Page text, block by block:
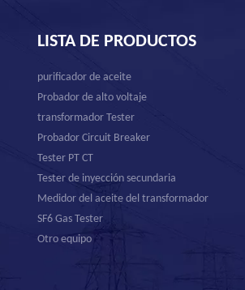
LISTA DE PRODUCTOS
purificador de aceite
Probador de alto voltaje
transformador Tester
Probador Circuit Breaker
Tester PT CT
Tester de inyección secundaria
Medidor del aceite del transformador
SF6 Gas Tester
Otro equipo